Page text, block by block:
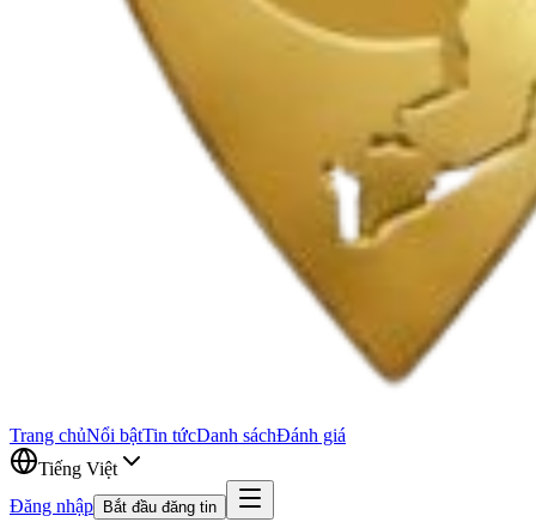
Trang chủNổi bậtTin tứcDanh sáchĐánh giá
Tiếng Việt
Đăng nhập
Bắt đầu đăng tin